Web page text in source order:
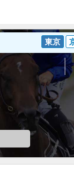
東京